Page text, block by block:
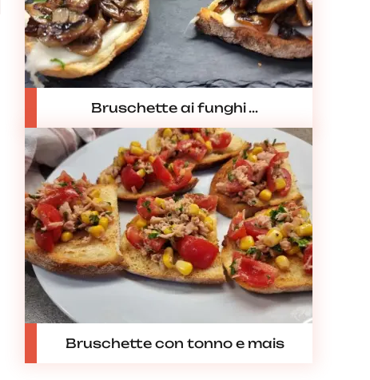
Bruschette ai funghi ...
Bruschette con tonno e mais